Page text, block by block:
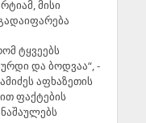
მისი
ტყვეებს
და ბოდვაა“, -
აფხაზეთის
ფაქტების